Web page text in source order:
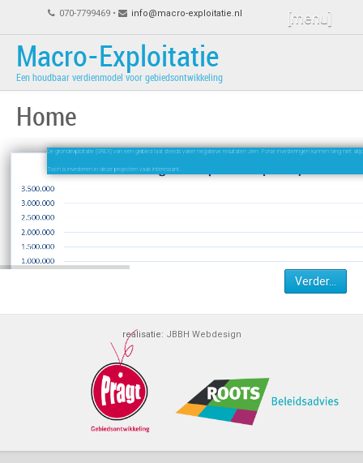
070-7799469 • info@macro-exploitatie.nl [menu]
Macro-Exploitatie
Een houdbaar verdienmodel voor gebiedsontwikkeling
Home
Verder…
realisatie: JBBH Webdesign